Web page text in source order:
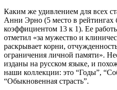
Каким же удивлением для всех
Анни Эрно (5 место в рейтингах
коэффициентом 13 к 1). Ее
отметил «за мужество и
раскрывает корни,
ограничения личной памяти».
изданы на русском языке, и
наши коллекции: это “Годы”,
“Обыкновенная страсть”.